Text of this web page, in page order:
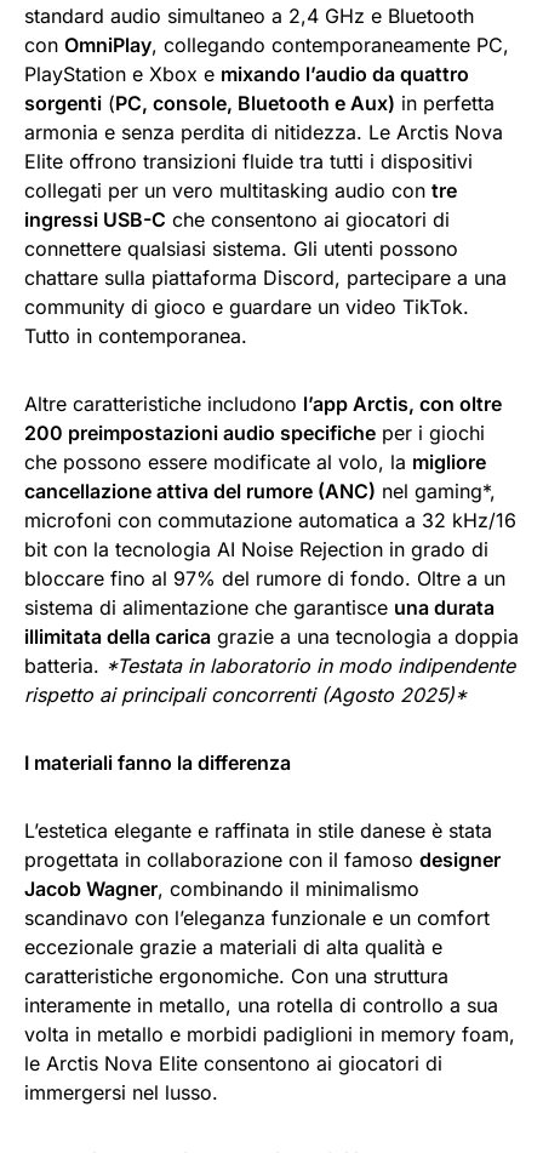
standard audio simultaneo a 2,4 GHz e Bluetooth
con OmniPlay, collegando contemporaneamente PC,
PlayStation e Xbox e mixando l’audio da quattro
sorgenti (PC, console, Bluetooth e Aux) in perfetta
armonia e senza perdita di nitidezza. Le Arctis Nova
Elite offrono transizioni fluide tra tutti i dispositivi
collegati per un vero multitasking audio con tre
ingressi USB-C che consentono ai giocatori di
connettere qualsiasi sistema. Gli utenti possono
chattare sulla piattaforma Discord, partecipare a una
community di gioco e guardare un video TikTok.
Tutto in contemporanea.
Altre caratteristiche includono l’app Arctis, con oltre
200 preimpostazioni audio specifiche per i giochi
che possono essere modificate al volo, la migliore
cancellazione attiva del rumore (ANC) nel gaming*,
microfoni con commutazione automatica a 32 kHz/16
bit con la tecnologia AI Noise Rejection in grado di
bloccare fino al 97% del rumore di fondo. Oltre a un
sistema di alimentazione che garantisce una durata
illimitata della carica grazie a una tecnologia a doppia
batteria. *Testata in laboratorio in modo indipendente
rispetto ai principali concorrenti (Agosto 2025)*
I materiali fanno la differenza
L’estetica elegante e raffinata in stile danese è stata
progettata in collaborazione con il famoso designer
Jacob Wagner, combinando il minimalismo
scandinavo con l’eleganza funzionale e un comfort
eccezionale grazie a materiali di alta qualità e
caratteristiche ergonomiche. Con una struttura
interamente in metallo, una rotella di controllo a sua
volta in metallo e morbidi padiglioni in memory foam,
le Arctis Nova Elite consentono ai giocatori di
immergersi nel lusso.